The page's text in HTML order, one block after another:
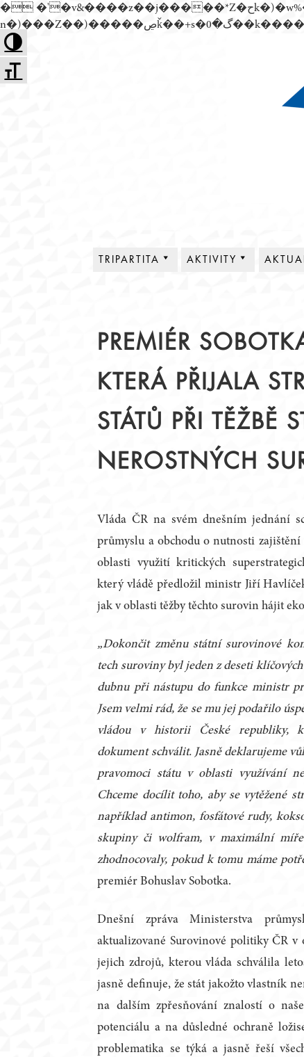
Toggle High Contrast
Toggle Font size
� �'�v&����z��j�����*Z�حk�)�w%�׬��Z��)��,���jwez�a��گ�0��k����+Z� \�{^��溙
Přejít
k
obsahu
TRIPARTITA
JEDNACÍ ŘÁD
AKTIVITY
PRACOVNÍ TÝMY
KRAJSKÉ RADY
PODPORA DIALOGU
PREMIÉR
KTERÁ PŘIJALA
STÁTŮ PŘI TĚŽBĚ
NEROSTNÝCH
Vláda ČR na svém dnešním jednání
průmyslu a obchodu o nutnosti
oblasti využití kritických
který vládě předložil ministr Jiří
jak v oblasti těžby těchto surovin hájit
„Dokončit změnu státní surovinové
tech suroviny byl jeden z deseti
dubnu při nástupu do funkce ministr
Jsem velmi rád, že se mu jej podařilo
vládou v historii České republiky,
dokument schválit. Jasně deklarujeme
pravomoci státu v oblasti využívání
Chceme docílit toho, aby se vytěžené
například antimon, fosfátové rudy,
skupiny či wolfram, v maximální
zhodnocovaly, pokud k tomu máme
premiér Bohuslav Sobotka.
Dnešní zpráva Ministerstva
aktualizované Surovinové politiky ČR v
jejich zdrojů, kterou vláda schválila
jasně definuje, že stát jakožto vlastník
na dalším zpřesňování znalostí o
potenciálu a na důsledné ochraně
problematika se týká a jasně řeší